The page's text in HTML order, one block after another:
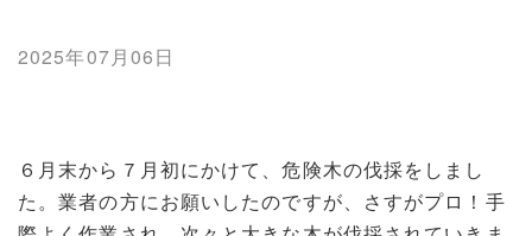
2025年07月06日
６月末から７月初にかけて、危険木の伐採をしまし
た。業者の方にお願いしたのですが、さすがプロ！手